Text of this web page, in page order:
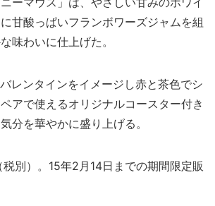
甘酸っぱいフランボワーズジャムを組
味わいに仕上げた。
レンタインをイメージし赤と茶色でシ
アで使えるオリジナルコースター付き
分を華やかに盛り上げる。
別）。15年2月14日までの期間限定販